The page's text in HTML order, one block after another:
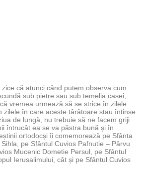
zice că atunci când putem observa cum
sub pietre sau sub temelia casei,
vremea urmează să se strice în zilele
zilele în care aceste târâtoare stau întinse
de lungă, nu trebuie să ne facem griji
întrucât ea se va păstra bună și în
ortodocși îi comemorează pe Sfânta
pe Sfântul Cuvios Pafnutie – Pârvu
Mucenic Dometie Persul, pe Sfântul
Ierusalimului, cât și pe Sfântul Cuvios